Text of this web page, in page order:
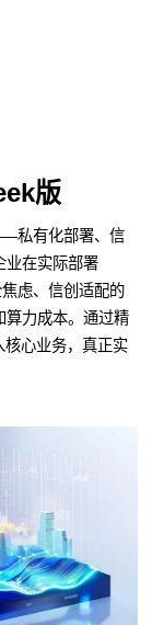
版
私有化部署、信
业在实际部署
虑、信创适配的
算力成本。通过精
核心业务，真正实